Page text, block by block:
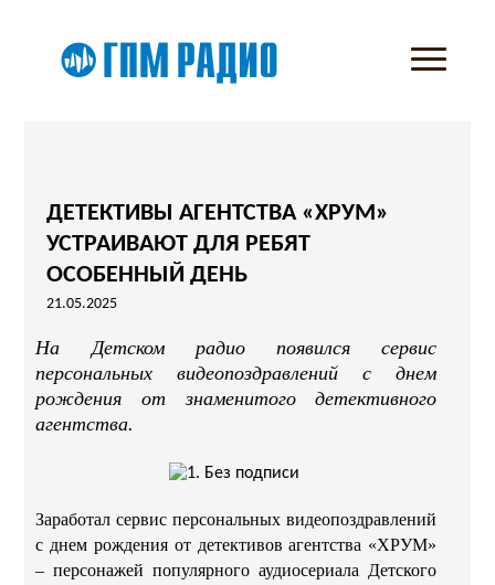
ДЕТЕКТИВЫ АГЕНТСТВА «ХРУМ»
УСТРАИВАЮТ ДЛЯ РЕБЯТ
ОСОБЕННЫЙ ДЕНЬ
21.05.2025
На Детском радио появился сервис
персональных видеопоздравлений с днем
рождения от знаменитого детективного
агентства.
Заработал сервис персональных видеопоздравлений
с днем рождения от детективов агентства «ХРУМ»
– персонажей популярного аудиосериала Детского